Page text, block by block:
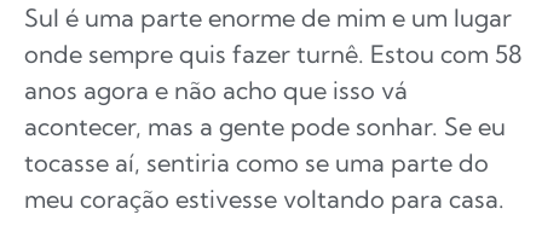
Sul é uma parte enorme de mim e um lugar
onde sempre quis fazer turnê. Estou com 58
anos agora e não acho que isso vá
acontecer, mas a gente pode sonhar. Se eu
tocasse aí, sentiria como se uma parte do
meu coração estivesse voltando para casa.